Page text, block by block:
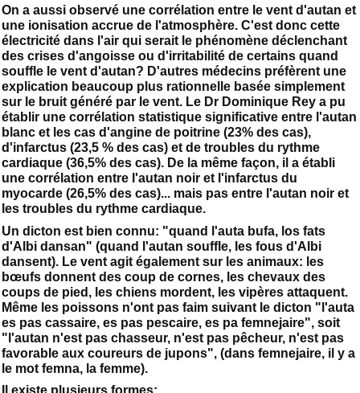
On a aussi observé une corrélation entre le vent d'autan et
une ionisation accrue de l'atmosphère. C'est donc cette
électricité dans l'air qui serait le phénomène déclenchant
des crises d'angoisse ou d'irritabilité de certains quand
souffle le vent d'autan? D'autres médecins préfèrent une
explication beaucoup plus rationnelle basée simplement
sur le bruit généré par le vent. Le Dr Dominique Rey a pu
établir une corrélation statistique significative entre l'autan
blanc et les cas d'angine de poitrine (23% des cas),
d'infarctus (23,5 % des cas) et de troubles du rythme
cardiaque (36,5% des cas). De la même façon, il a établi
une corrélation entre l'autan noir et l'infarctus du
myocarde (26,5% des cas)... mais pas entre l'autan noir et
les troubles du rythme cardiaque.
Un dicton est bien connu: "quand l'auta bufa, los fats
d'Albi dansan" (quand l'autan souffle, les fous d'Albi
dansent). Le vent agit également sur les animaux: les
bœufs donnent des coup de cornes, les chevaux des
coups de pied, les chiens mordent, les vipères attaquent.
Même les poissons n'ont pas faim suivant le dicton "l'auta
es pas cassaire, es pas pescaire, es pa femnejaire", soit
"l'autan n'est pas chasseur, n'est pas pêcheur, n'est pas
favorable aux coureurs de jupons", (dans femnejaire, il y a
le mot femna, la femme).
Il existe plusieurs formes: